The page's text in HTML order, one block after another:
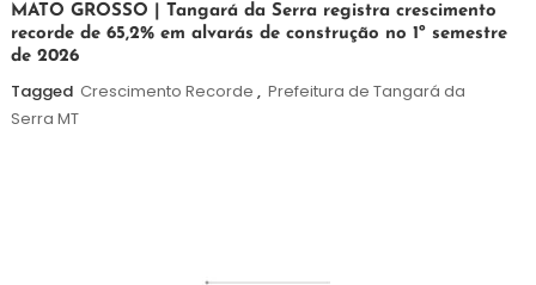
5
de
agosto
de
2026
Maurilio
MATO GROSSO | Tangará da Serra registra crescimento
recorde de 65,2% em alvarás de construção no 1º semestre
de 2026
Tagged Crescimento Recorde , Prefeitura de Tangará da
Serra MT